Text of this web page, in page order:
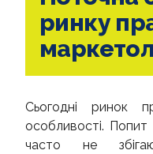
АБІТУРІЄНТУ
НАУКОВА РОБОТА
АКРЕДИТАЦІЯ
КОНТАКТИ
ринку
Сьогодні ринок
особливості. Попит
часто не